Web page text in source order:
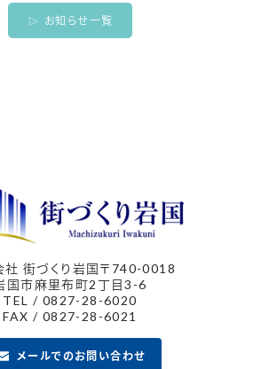
お知らせ一覧
社 街づくり岩国〒740-0018
国市麻里布町2丁目3-6
TEL / 0827-28-6020
FAX / 0827-28-6021
メールでのお問い合わせ